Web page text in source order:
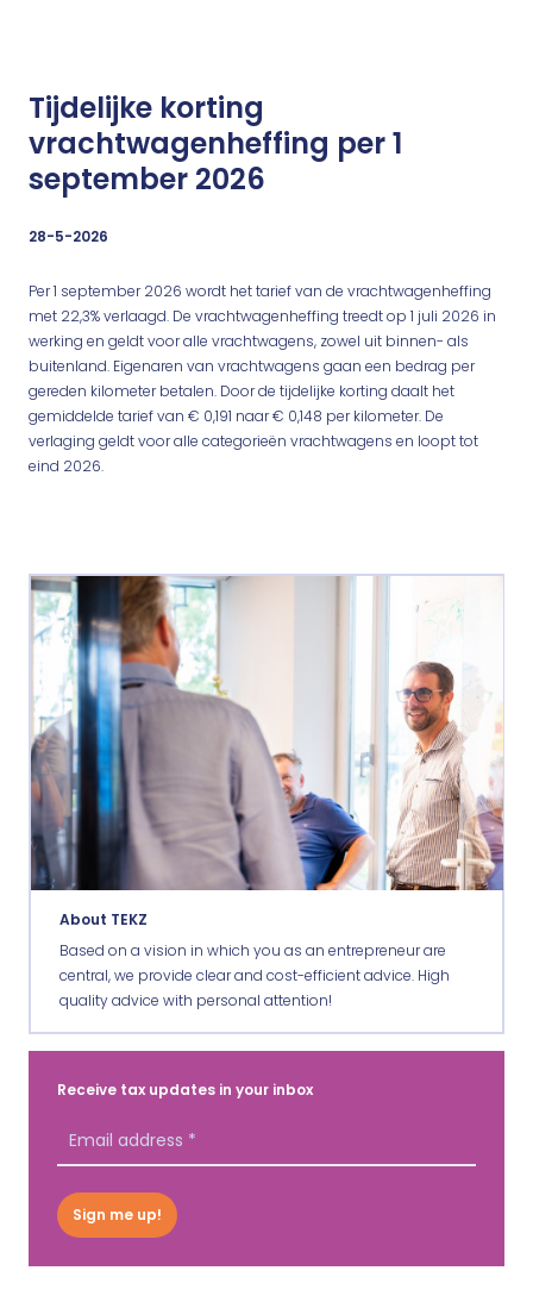
Tijdelijke korting
vrachtwagenheffing per 1
september 2026
28-5-2026
Per 1 september 2026 wordt het tarief van de vrachtwagenheffing
met 22,3% verlaagd. De vrachtwagenheffing treedt op 1 juli 2026 in
werking en geldt voor alle vrachtwagens, zowel uit binnen- als
buitenland. Eigenaren van vrachtwagens gaan een bedrag per
gereden kilometer betalen. Door de tijdelijke korting daalt het
gemiddelde tarief van € 0,191 naar € 0,148 per kilometer. De
verlaging geldt voor alle categorieën vrachtwagens en loopt tot
eind 2026.
About TEKZ
Based on a vision in which you as an entrepreneur are
central, we provide clear and cost-efficient advice. High
quality advice with personal attention!
Receive tax updates in your inbox
Sign me up!